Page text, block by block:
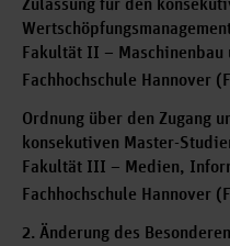
Zulassung für den
Fakultät II –
Fachhochschule Hannover
Ordnung über den Zugang
konsekutiven Master-
Fakultät III – Medien,
Fachhochschule Hannover
2. Änderung des